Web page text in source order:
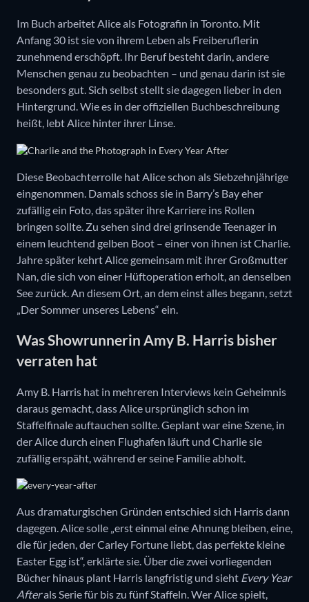
Im Buch arbeitet Alice als Fotografin in Toronto. Mit
Anfang 30 ist sie von ihrem Leben als Freiberuflerin
zunehmend erschöpft. Ihr Beruf besteht darin, andere
Menschen genau zu beobachten – und genau darin ist sie
besonders gut. Sich selbst stellt sie dagegen lieber in den
Hintergrund. Wie es in der offiziellen Buchbeschreibung
heißt, lebt Alice hinter ihrer Linse.
Diese Beobachterrolle hat Alice schon als Siebzehnjährige
eingenommen. Damals schoss sie in Barry’s Bay eher
zufällig ein Foto, das später ihre Karriere ins Rollen
bringen sollte. Zu sehen sind drei grinsende Teenager in
einem leuchtend gelben Boot – einer von ihnen ist Charlie.
Jahre später kehrt Alice gemeinsam mit ihrer Großmutter
Nan, die sich von einer Hüftoperation erholt, an denselben
See zurück. An diesem Ort, an dem einst alles begann, setzt
„Der Sommer unseres Lebens“ ein.
Was Showrunnerin Amy B. Harris bisher
verraten hat
Amy B. Harris hat in mehreren Interviews kein Geheimnis
daraus gemacht, dass Alice ursprünglich schon im
Staffelfinale auftauchen sollte. Geplant war eine Szene, in
der Alice durch einen Flughafen läuft und Charlie sie
zufällig erspäht, während er seine Familie abholt.
Aus dramaturgischen Gründen entschied sich Harris dann
dagegen. Alice solle „erst einmal eine Ahnung bleiben, eine,
die für jeden, der Carley Fortune liebt, das perfekte kleine
Easter Egg ist“, erklärte sie. Über die zwei vorliegenden
Bücher hinaus plant Harris langfristig und sieht Every Year
Afterals Serie für bis zu fünf Staffeln. Wer Alice spielt,